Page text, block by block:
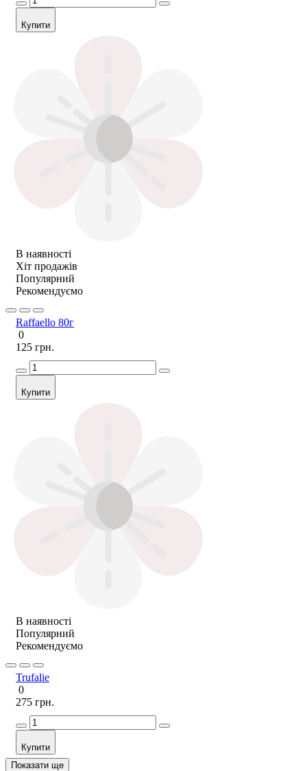
Купити
В наявності
Хіт продажів
Популярний
Рекомендуємо
Raffaello 80г
0
125 грн.
Купити
В наявності
Популярний
Рекомендуємо
Trufalie
0
275 грн.
Купити
Показати ще